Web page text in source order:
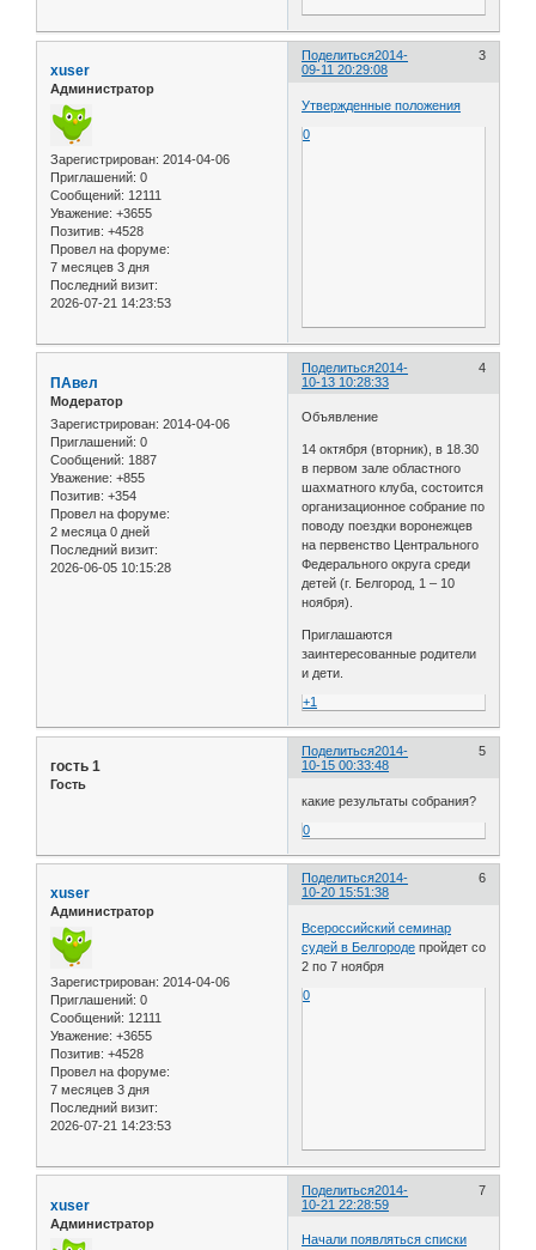
Поделиться 3
2014-
09-11 20:29:08
xuser
Администратор
Зарегистрирован: 2014-04-06
Приглашений: 0
Сообщений: 12111
Уважение: +3655
Позитив: +4528
Провел на форуме:
7 месяцев 3 дня
Последний визит:
2026-07-21 14:23:53
Утвержденные положения
0
Поделиться 4
2014-
10-13 10:28:33
ПАвел
Модератор
Зарегистрирован: 2014-04-06
Приглашений: 0
Сообщений: 1887
Уважение: +855
Позитив: +354
Провел на форуме:
2 месяца 0 дней
Последний визит:
2026-06-05 10:15:28
Объявление
14 октября (вторник), в 18.30
в первом зале областного
шахматного клуба, состоится
организационное собрание по
поводу поездки воронежцев
на первенство Центрального
Федерального округа среди
детей (г. Белгород, 1 – 10
ноября).
Приглашаются
заинтересованные родители
и дети.
+1
Поделиться 5
2014-
10-15 00:33:48
гость 1
Гость
какие результаты собрания?
0
Поделиться 6
2014-
10-20 15:51:38
xuser
Администратор
Зарегистрирован: 2014-04-06
Приглашений: 0
Сообщений: 12111
Уважение: +3655
Позитив: +4528
Провел на форуме:
7 месяцев 3 дня
Последний визит:
2026-07-21 14:23:53
Всероссийский семинар
судей в Белгороде пройдет со
2 по 7 ноября
0
Поделиться 7
2014-
10-21 22:28:59
xuser
Администратор
Начали появляться списки